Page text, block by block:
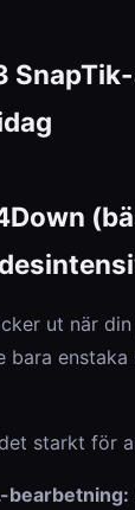
ut när
bara
starkt för
bearbetning: